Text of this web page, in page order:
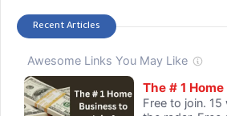
Recent Articles